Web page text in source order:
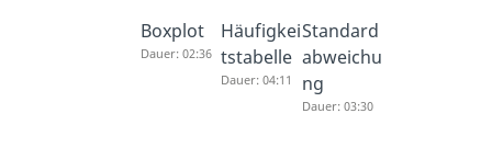
Boxplot
Dauer: 02:36
Häufigkei
tstabelle
Dauer: 04:11
Standard
abweichu
ng
Dauer: 03:30